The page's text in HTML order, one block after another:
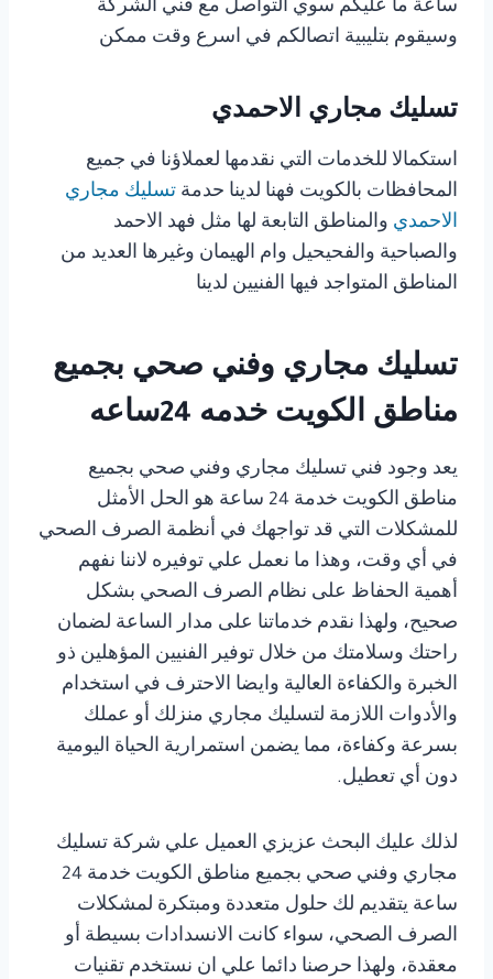
ساعة ما عليكم سوي التواصل مع فني الشركة
وسيقوم بتليبية اتصالكم في اسرع وقت ممكن
تسليك مجاري الاحمدي
استكمالا للخدمات التي نقدمها لعملاؤنا في جميع
المحافظات بالكويت فهنا لدينا حدمة تسليك مجاري
الاحمدي والمناطق التابعة لها مثل فهد الاحمد
والصباحية والفحيحيل وام الهيمان وغيرها العديد من
المناطق المتواجد فيها الفنيين لدينا
تسليك مجاري وفني صحي بجميع
مناطق الكويت خدمه 24ساعه
يعد وجود فني تسليك مجاري وفني صحي بجميع
مناطق الكويت خدمة 24 ساعة هو الحل الأمثل
للمشكلات التي قد تواجهك في أنظمة الصرف الصحي
في أي وقت، وهذا ما نعمل علي توفيره لاننا نفهم
أهمية الحفاظ على نظام الصرف الصحي بشكل
صحيح، ولهذا نقدم خدماتنا على مدار الساعة لضمان
راحتك وسلامتك من خلال توفير الفنيين المؤهلين ذو
الخبرة والكفاءة العالية وايضا الاحترف في استخدام
والأدوات اللازمة لتسليك مجاري منزلك أو عملك
بسرعة وكفاءة، مما يضمن استمرارية الحياة اليومية
دون أي تعطيل.
لذلك عليك البحث عزيزي العميل علي شركة تسليك
مجاري وفني صحي بجميع مناطق الكويت خدمة 24
ساعة يتقديم لك حلول متعددة ومبتكرة لمشكلات
الصرف الصحي، سواء كانت الانسدادات بسيطة أو
معقدة، ولهذا حرصنا دائما علي ان نستخدم تقنيات